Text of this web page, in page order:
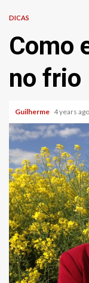
DICAS
Como
no frio
Guilherme 4 years ago